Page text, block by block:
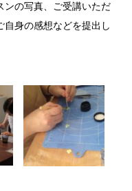
ンの写真、ご受講いただ
自身の感想などを提出し